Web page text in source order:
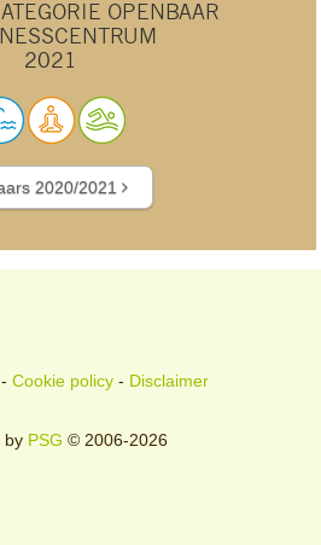
OPENBAAR
2021
2020/2021
Cookie policy- Disclaimer
by PSG © 2006-2026